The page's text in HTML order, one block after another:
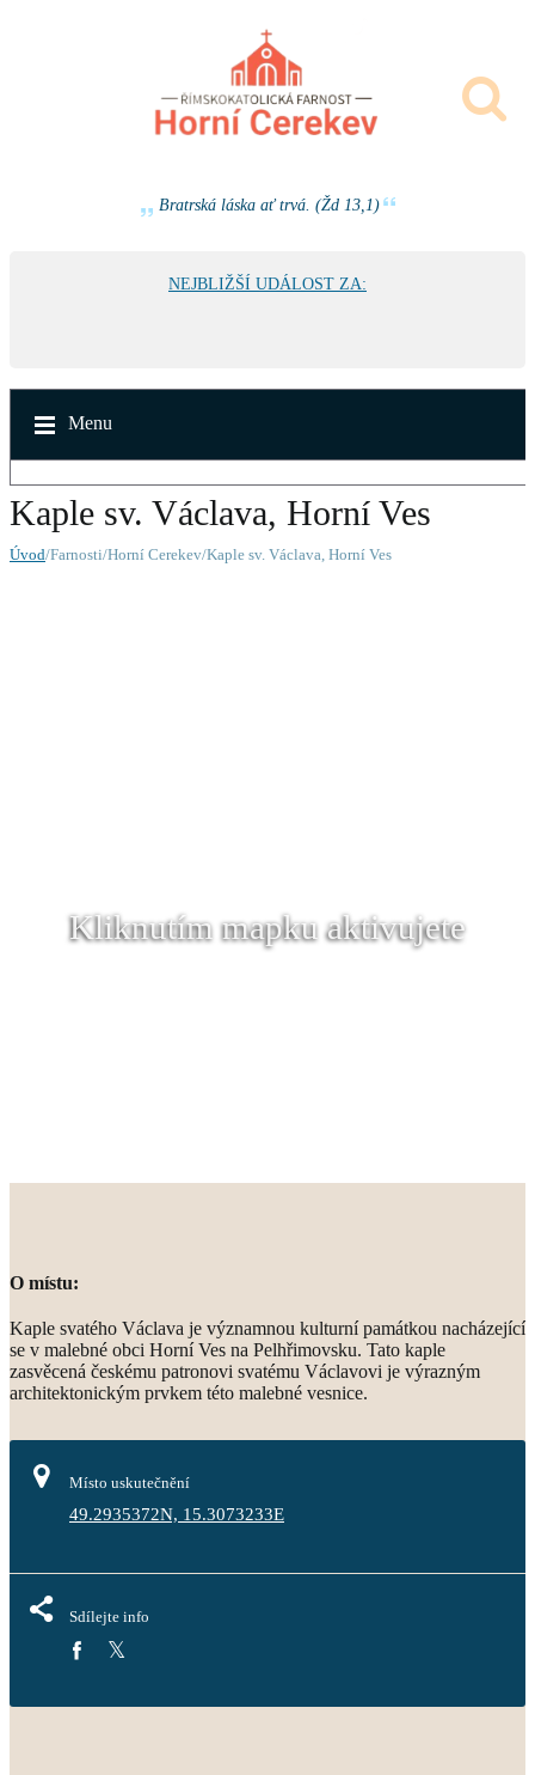
Bratrská láska ať trvá. (Žd 13,1)
NEJBLIŽŠÍ UDÁLOST ZA:
Menu
Kaple sv. Václava, Horní Ves
Úvod/Farnosti/Horní Cerekev/Kaple sv. Václava, Horní Ves
Kliknutím mapku aktivujete
O místu:
Kaple svatého Václava je významnou kulturní památkou nacházející
se v malebné obci Horní Ves na Pelhřimovsku. Tato kaple
zasvěcená českému patronovi svatému Václavovi je výrazným
architektonickým prvkem této malebné vesnice.
Místo uskutečnění
49.2935372N, 15.3073233E
Sdílejte info